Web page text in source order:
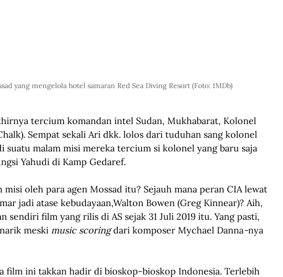
yang mengelola hotel samaran Red Sea Diving Resort (Foto: IMDb)
tercium komandan intel Sudan, Mukhabarat, Kolonel
Sempat sekali Ari dkk. lolos dari tuduhan sang kolonel
suatu malam misi mereka tercium si kolonel yang baru saja
Yahudi di Kamp Gedaref.
misi oleh para agen Mossad itu? Sejauh mana peran CIA lewat
jadi atase kebudayaan,Walton Bowen (Greg Kinnear)? Aih,
sendiri film yang rilis di AS sejak 31 Juli 2019 itu. Yang pasti,
meski music scoring dari komposer Mychael Danna-nya
film ini takkan hadir di bioskop-bioskop Indonesia. Terlebih